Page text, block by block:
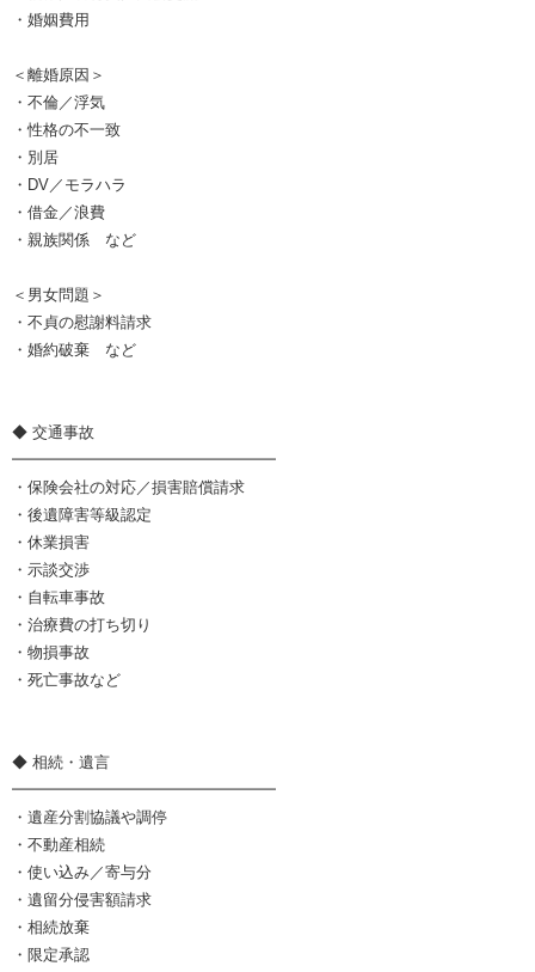
・婚姻費用
＜離婚原因＞
・不倫／浮気
・性格の不一致
・別居
・DV／モラハラ
・借金／浪費
・親族関係 など
＜男女問題＞
・不貞の慰謝料請求
・婚約破棄 など
◆ 交通事故
━━━━━━━━━━━━━━━━━
・保険会社の対応／損害賠償請求
・後遺障害等級認定
・休業損害
・示談交渉
・自転車事故
・治療費の打ち切り
・物損事故
・死亡事故など
◆ 相続・遺言
━━━━━━━━━━━━━━━━━
・遺産分割協議や調停
・不動産相続
・使い込み／寄与分
・遺留分侵害額請求
・相続放棄
・限定承認